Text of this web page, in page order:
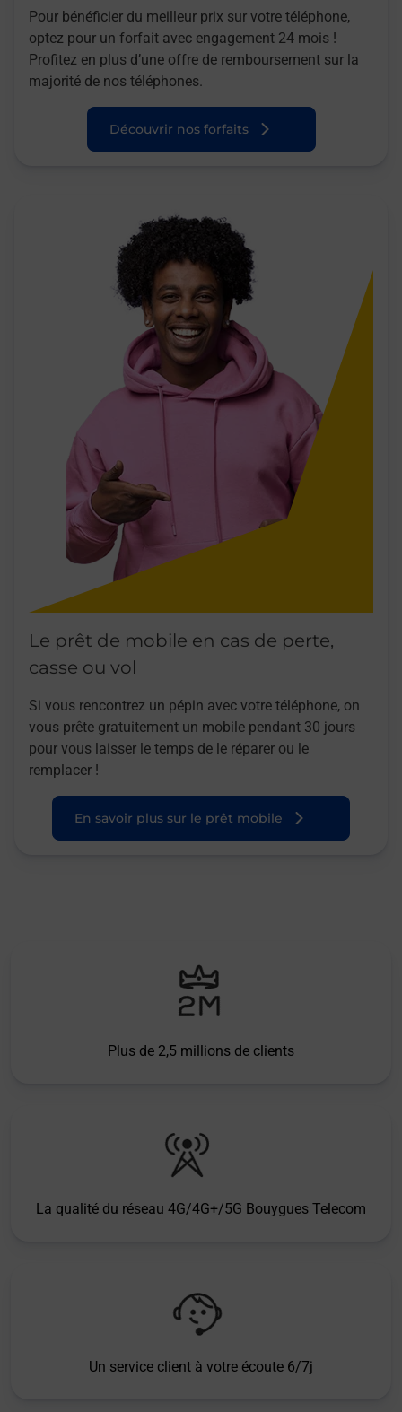
Pour bénéficier du meilleur prix sur votre téléphone,
optez pour un forfait avec engagement 24 mois !
Profitez en plus d’une offre de remboursement sur la
majorité de nos téléphones.
Découvrir nos forfaits
Le prêt de mobile en cas de perte,
casse ou vol
Si vous rencontrez un pépin avec votre téléphone, on
vous prête gratuitement un mobile pendant 30 jours
pour vous laisser le temps de le réparer ou le
remplacer !
En savoir plus sur le prêt mobile
Plus de 2,5 millions de clients
La qualité du réseau 4G/4G+/5G Bouygues Telecom
Un service client à votre écoute 6/7j